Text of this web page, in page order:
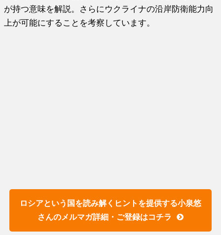
が持つ意味を解説。さらにウクライナの沿岸防衛能力向
上が可能にすることを考察しています。
ロシアという国を読み解くヒントを提供する小泉悠
さんのメルマガ詳細・ご登録はコチラ